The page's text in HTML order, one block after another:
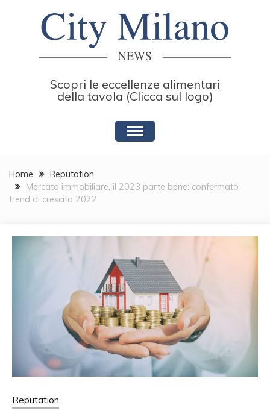
Scopri le eccellenze alimentari
della tavola (Clicca sul logo)
Home
Reputation
Mercato immobiliare, il 2023 parte bene: confermato
trend di crescita 2022
Reputation